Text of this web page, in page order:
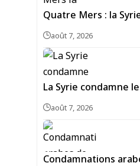
Quatre Mers : la
août 7, 2026
La Syrie condamne
août 7, 2026
Condamnations